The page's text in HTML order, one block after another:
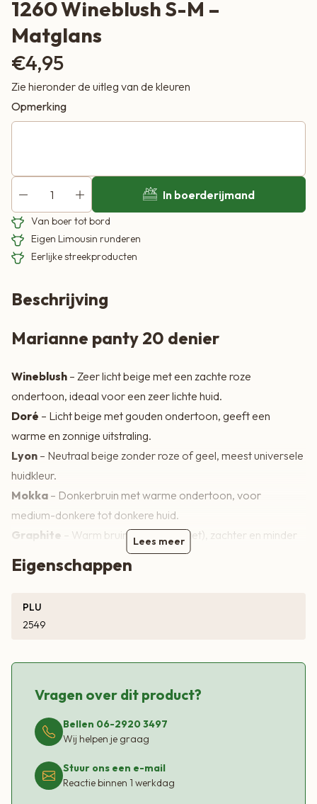
1260 Wineblush S-M –
Matglans
€4,95
Zie hieronder de uitleg van de kleuren
Opmerking
In boerderijmand
Van boer tot bord
Eigen Limousin runderen
Eerlijke streekproducten
Beschrijving
Marianne panty 20 denier
Wineblush – Zeer licht beige met een zachte roze
ondertoon, ideaal voor een zeer lichte huid.
Doré – Licht beige met gouden ondertoon, geeft een
warme en zonnige uitstraling.
Lyon – Neutraal beige zonder roze of geel, meest universele
huidkleur.
Mokka – Donkerbruin met warme ondertoon, voor
medium-donkere tot donkere huid.
Graphite – Warm bruin-grijs (antraciet), zachter en minder
Marine – Zeer donker navyblauw, oogt bijna zwart maar met
Almost Black
Keuzetabel – welke kleur past bij mij?
(20 denier)
Kleur
Licht/donker
Lees meer
Eigenschappen
PLU
2549
Vragen over dit product?
Bellen 06-2920 3497
Wij helpen je graag
Stuur ons een e-mail
Reactie binnen 1 werkdag